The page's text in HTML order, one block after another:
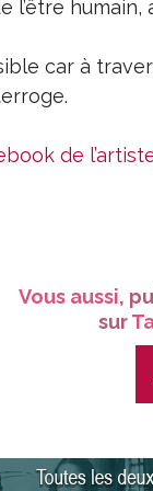
l’être
car à
de
Vous aussi,
sur